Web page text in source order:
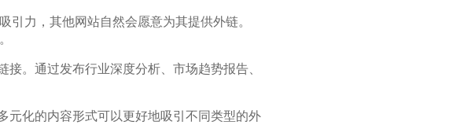
引力，其他网站自然会愿意为其提供外链。
。通过发布行业深度分析、市场趋势报告、
元化的内容形式可以更好地吸引不同类型的外